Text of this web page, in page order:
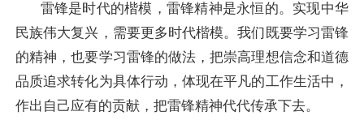
雷锋是时代的楷模，雷锋精神是永恒的。实现中华
民族伟大复兴，需要更多时代楷模。我们既要学习雷锋
的精神，也要学习雷锋的做法，把崇高理想信念和道德
品质追求转化为具体行动，体现在平凡的工作生活中，
作出自己应有的贡献，把雷锋精神代代传承下去。